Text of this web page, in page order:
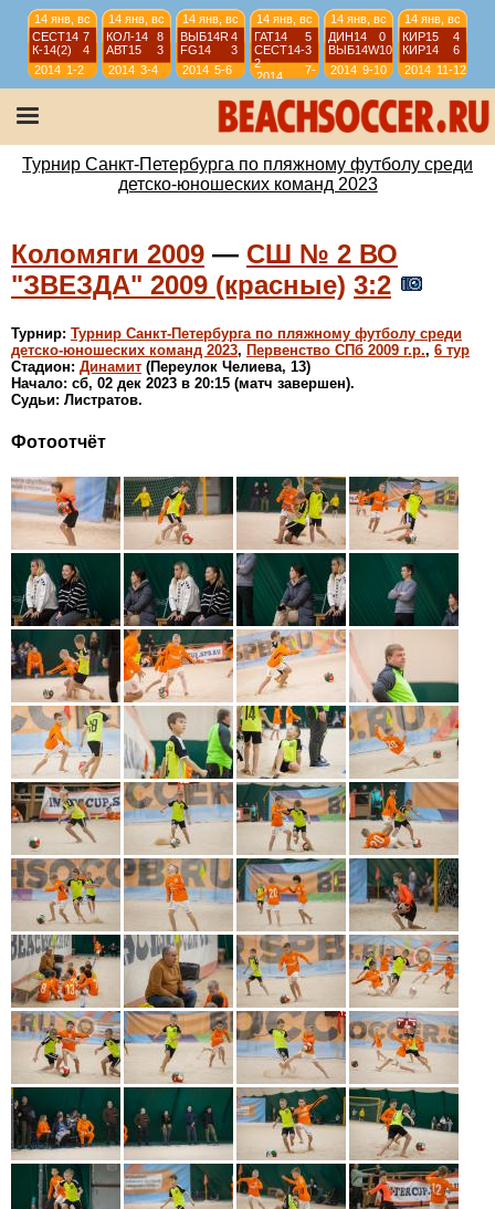
14 янв, вс
СЕСТ14 7
К-14(2)
4
2014 1-2
14 янв, вс
КОЛ-14
8
АВТ15
3
2014 3-4
14 янв, вс
ВЫБ14R4
FG14
3
2014 5-6
14 янв, вс
ГАТ14
5
СЕСТ14-
2
3
2014
7-
8
14 янв, вс
ДИН14
0
ВЫБ14W10
2014 9-10
14 янв, вс
КИР15
4
КИР14
6
2014 11-12
13 янв, сб
3
СШЛ11-23
13 янв, сб
ИС-11-О
12
СШЛ11-2 4
13 янв, сб
КР-11
6
ИС-11
3
Турнир Санкт-Петербурга по пляжному футболу среди
детско-юношеских команд 2023
Коломяги 2009 — СШ № 2 ВО
"ЗВЕЗДА" 2009 (красные) 3:2
Турнир: Турнир Санкт-Петербурга по пляжному футболу среди
детско-юношеских команд 2023, Первенство СПб 2009 г.р., 6 тур
Стадион: Динамит (Переулок Челиева, 13)
Начало: сб, 02 дек 2023 в 20:15 (матч завершен).
Судьи: Листратов.
Фотоотчёт